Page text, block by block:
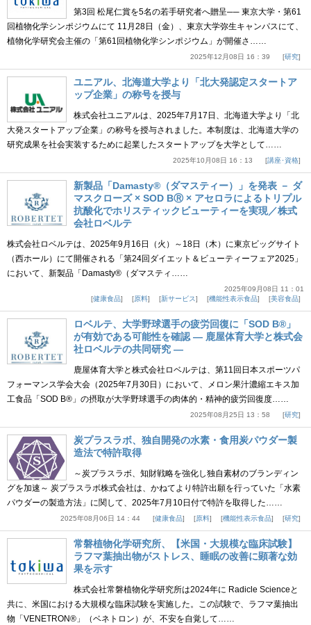
第3回 松尾仁賞を5名の若手研究者へ贈呈── 東京大学・第61
回植物化学シンポジウムにて 11月28日（金）、東京大学弥生キャンパスにて、
植物化学研究会主催の「第61回植物化学シンポジウム」が開催さ……
2025年12月08日 16：39 研究
ユニアル、北海道大学より「北大発認定スタートア
ップ企業」の称号を授与
株式会社ユニアルは、2025年7月17日、北海道大学より「北
大発スタートアップ企業」の称号を授与されました。本制度は、北海道大学の
研究成果を社会実装するために起業したスタートアップを大学として……
2025年10月08日 16：13 講座･資格
新製品「Damasty®（ダマスティー）」を発表 － ダ
マスクローズ × SOD BⓇ × アセロラによるトリプル
抗酸化でホリスティックビューティーを実現／株式
会社ロベルテ
株式会社ロベルテは、2025年9月16日（火）～18日（木）に東京ビッグサイト
（西ホール）にて開催される「第24回ダイエット＆ビューティーフェア2025」
において、新製品「Damasty®（ダマスティ……
2025年09月08日 11：01
健康食品
原料 新サービス 機能性表示食品 美容食品
ロベルテ、大学野球選手の疲労回復に「SOD B®」
が有効である可能性を確認 ― 鹿屋体育大学と株式会
社ロベルテの共同研究 ―
鹿屋体育大学と株式会社ロベルテは、第11回日本スポーツパ
フォーマンス学会大会（2025年7月30日）において、メロン果汁濃縮エキス加
工食品「SOD B®」の摂取が大学野球選手の肉体的・精神的疲労回復度……
2025年08月25日 13：58 研究
炭プラスラボ、独自開発の水素・食用炭パウダー製
造法で特許取得
～炭プラスラボ、知財戦略を強化し独自素材のブランディン
グを加速～ 炭プラスラボ株式会社は、かねてより特許出願を行っていた「水素
パウダーの製造方法」に関して、2025年7月10日付で特許を取得した……
2025年08月06日 14：44 健康食品 原料 機能性表示食品 研究
常磐植物化学研究所、【米国・大規模な臨床試験】
ラフマ葉抽出物がストレス、睡眠の改善に顕著な効
果を示す
株式会社常磐植物化学研究所は2024年に Radicle Scienceと
共に、米国における大規模な臨床試験を実施した。この試験で、ラフマ葉抽出
物「VENETRON®」（ベネトロン）が、不安を自覚して……